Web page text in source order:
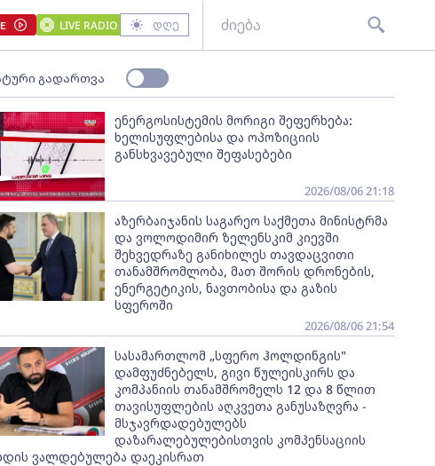
LIVE RADIO დღე
გადართვა
ენერგოსისტემის მორიგი შეფერხება:
ხელისუფლებისა და ოპოზიციის
განსხვავებული შეფასებები
2026/08/06 21:18
აზერბაიჯანის საგარეო საქმეთა მინისტრმა
და ვოლოდიმირ ზელენსკიმ კიევში
შეხვედრაზე განიხილეს თავდაცვითი
თანამშრომლობა, მათ შორის დრონების,
ენერგეტიკის, ნავთობისა და გაზის
სფეროში
2026/08/06 21:54
სასამართლომ „სფერო ჰოლდინგის"
დამფუძნებელს, გივი წულეისკირს და
კომპანიის თანამშრომელს 12 და 8 წლით
თავისუფლების აღკვეთა განუსაზღვრა -
მსჯავრდადებულებს
დაზარალებულებისთვის კომპენსაციის
ვალდებულება დაეკისრათ